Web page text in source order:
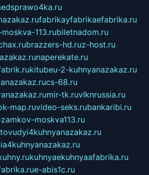
fabrikayfabrikaefabrika.ru
113.rubiletnadom.ru
brazzers-hd.ruz-host.ru
naperekate.ru
kitubeu-2-kuhnyanazakaz.ru
cs-68.ru
mir-tk.ruvlknrussia.ru
map.ruvideo-seks.rubankaribi.ru
moskva113.ru
tovudyi4kuhnyanazakaz.ru
kuhnyaekuhnyaafabrika.ru
e-abis1c.ru